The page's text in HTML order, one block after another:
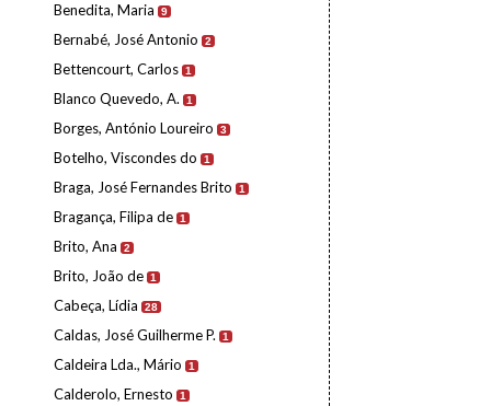
Benedita, Maria 9
Bernabé, José Antonio 2
Bettencourt, Carlos 1
Blanco Quevedo, A. 1
Borges, António Loureiro 3
Botelho, Viscondes do 1
Braga, José Fernandes Brito 1
Bragança, Filipa de 1
Brito, Ana 2
Brito, João de 1
Cabeça, Lídia 28
Caldas, José Guilherme P. 1
Caldeira Lda., Mário 1
Calderolo, Ernesto 1